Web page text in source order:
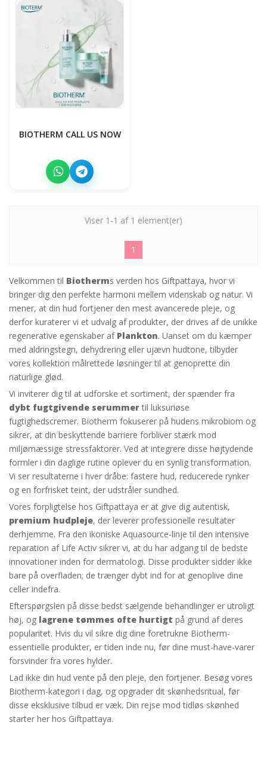
BIOTHERM CALL US NOW
Viser 1-1 af 1 element(er)
1
Velkommen til Biotherms verden hos Giftpattaya, hvor vi
bringer dig den perfekte harmoni mellem videnskab og natur. Vi
mener, at din hud fortjener den mest avancerede pleje, og
derfor kuraterer vi et udvalg af produkter, der drives af de unikke
regenerative egenskaber af Plankton. Uanset om du kæmper
med aldringstegn, dehydrering eller ujævn hudtone, tilbyder
vores kollektion målrettede løsninger til at genoprette din
naturlige glød.
Vi inviterer dig til at udforske et sortiment, der spænder fra
dybt fugtgivende serummertil luksuriøse
fugtighedscremer. Biotherm fokuserer på hudens mikrobiom og
sikrer, at din beskyttende barriere forbliver stærk mod
miljømæssige stressfaktorer. Ved at integrere disse højtydende
formler i din daglige rutine oplever du en synlig transformation.
Vi ser resultaterne i hver dråbe: fastere hud, reducerede rynker
og en forfrisket teint, der udstråler sundhed.
Vores forpligtelse hos Giftpattaya er at give dig autentisk,
premium hudpleje, der leverer professionelle resultater
derhjemme. Fra den ikoniske Aquasource-linje til den intensive
reparation af Life Activ sikrer vi, at du har adgang til de bedste
innovationer inden for dermatologi. Disse produkter sidder ikke
bare på overfladen; de trænger dybt ind for at genoplive dine
celler indefra.
Efterspørgslen på disse bedst sælgende behandlinger er utroligt
høj, og lagrene tømmes ofte hurtigt på grund af deres
popularitet. Hvis du vil sikre dig dine foretrukne Biotherm-
essentielle produkter, er tiden inde nu, før dine must-have-varer
forsvinder fra vores hylder.
Lad ikke din hud vente på den pleje, den fortjener. Besøg vores
Biotherm-kategori i dag, og opgrader dit skønhedsritual, før
disse eksklusive tilbud er væk. Din rejse mod tidløs skønhed
starter her hos Giftpattaya.